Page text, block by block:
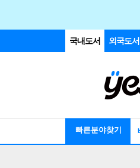
국내도서 외국도서
빠른분야찾기